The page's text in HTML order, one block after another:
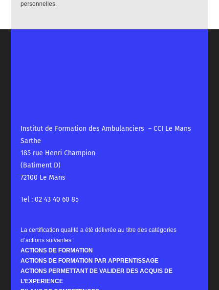
personnelles.
Institut de Formation des Ambulanciers – CCI Le Mans
Sarthe
185 rue Henri Champion
(Batiment D)
72100 Le Mans
Tel : 02 43 40 60 85
La certification qualité a été délivrée au titre des catégories
d’actions suivantes :
ACTIONS DE FORMATION
ACTIONS DE FORMATION PAR APPRENTISSAGE
ACTIONS PERMETTANT DE VALIDER DES ACQUIS DE
L’EXPERIENCE